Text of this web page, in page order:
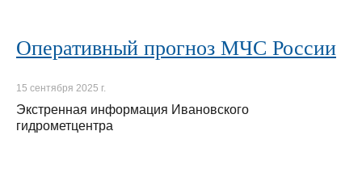
Оперативный прогноз МЧС России
15 сентября 2025 г.
Экстренная информация Ивановского
гидрометцентра